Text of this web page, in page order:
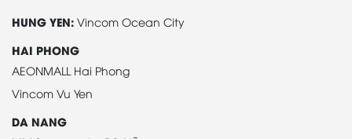
HUNG YEN: Vincom Ocean City
HAI PHONG
AEONMALL Hai Phong
Vincom Vu Yen
DA NANG